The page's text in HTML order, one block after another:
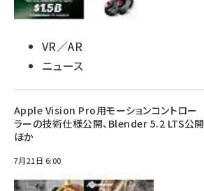
VR／AR
ニュース
Apple Vision Pro用モーションコントロー
ラーの技術仕様公開、Blender 5.2 LTS公開
ほか
7月21日 6:00